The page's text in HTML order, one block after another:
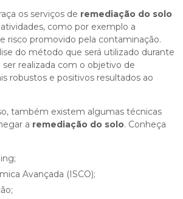
os serviços de remediação do solo
como por exemplo a
risco promovido pela contaminação.
do método que será utilizado durante
realizada com o objetivo de
robustos e positivos resultados ao
também existem algumas técnicas
a remediação do solo. Conheça
Avançada (ISCO);